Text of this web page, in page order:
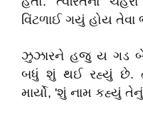
વિંટળાઈ ગયું હોય તેવા
ઝુઝારને હજુ ય ગડ
બધું શું થઈ રહ્યું છે.
માર્યો, 'શું નામ કહ્યું